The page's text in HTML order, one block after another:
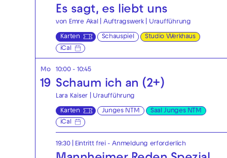
Es sagt, es liebt uns
von Emre Akal | Auftragswerk | Uraufführung
Karten Schauspiel
Studio Werkhaus
iCal
Mo
19
10:00 - 10:45
Schaum ich an (2+)
Lara Kaiser | Uraufführung
Karten Junges NTM
Saal Junges NTM
iCal
19:30| Eintritt frei - Anmeldung erforderlich